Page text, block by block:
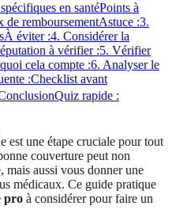
en santéPoints à
de remboursementAstuce :3.
À éviter :4. Considérer la
à vérifier :5. Vérifier
cela compte :6. Analyser le
:Checklist avant
Quiz rapide :
est une étape cruciale pour tout
couverture peut non
mais aussi vous donner une
médicaux. Ce guide pratique
pro à considérer pour faire un